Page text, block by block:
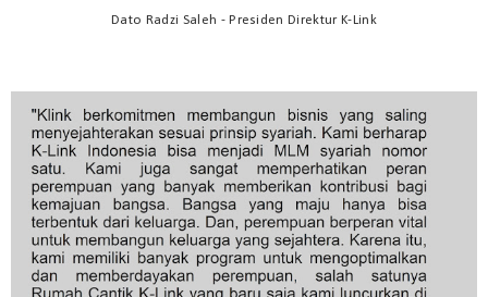
Dato Radzi Saleh - Presiden Direktur K-Link